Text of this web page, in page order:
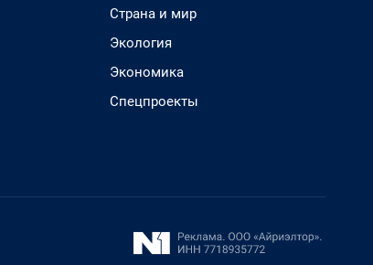
Страна и мир
Экология
Экономика
Спецпроекты